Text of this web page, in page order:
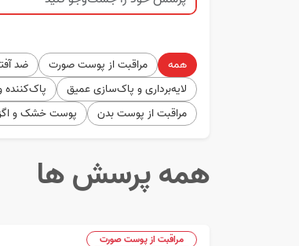
همه مراقبت از پوست صورت ضد
لایه‌برداری و پاک‌سازی عمیق
پاک‌کننده
مراقبت از پوست بدن
پوست خشک و
همه پرسش ها
مراقبت از پوست صورت